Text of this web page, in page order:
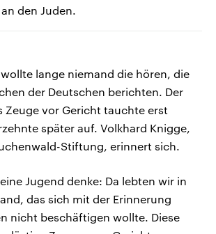
den Juden.
lange niemand die hören, die
der Deutschen berichten. Der
Zeuge vor Gericht tauchte erst
später auf. Volkhard Knigge,
Stiftung, erinnert sich.
Jugend denke: Da lebten wir in
das sich mit der Erinnerung
nicht beschäftigen wollte. Diese